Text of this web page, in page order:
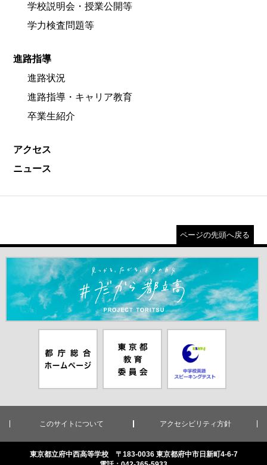
学校説明会・授業公開等
学力検査問題等
進路指導
進路状況
進路指導・キャリア教育
卒業生紹介
アクセス
ニュース
ページの先頭へ戻る
＃だから都立高（別ウインドウが開きます）
ムページ（別
ウインドウが
員会（別ウイ
ンドウが開き
ピーキングテ
スト（別ウイ
ンドウが開き
このサイトについて アクセシビリティ方針
東京都立府中西高等学校 〒183-0036 東京都府中市日新町4-6-7